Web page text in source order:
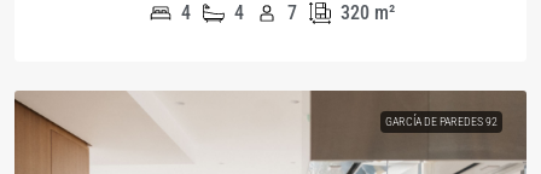
4 4 7 320 m²
GARCÍA DE PAREDES 92